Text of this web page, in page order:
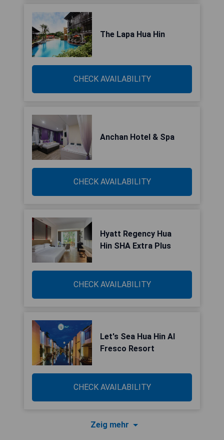
The Lapa Hua Hin
CHECK AVAILABILITY
Anchan Hotel & Spa
CHECK AVAILABILITY
Hyatt Regency Hua
Hin SHA Extra Plus
CHECK AVAILABILITY
Let's Sea Hua Hin Al
Fresco Resort
CHECK AVAILABILITY
Zeig mehr